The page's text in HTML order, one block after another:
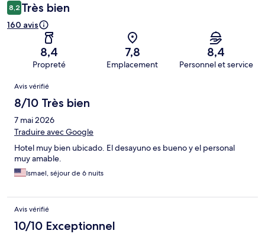
8,2 Très bien
160 avis
8,4
Propreté
7,8
Emplacement
8,4
Personnel et service
Avis
Avis vérifié
8/10 Très bien
7 mai 2026
Traduire avec Google
Hotel muy bien ubicado. El desayuno es bueno y el personal
muy amable.
Ismael, séjour de 6 nuits
Avis vérifié
10/10 Exceptionnel